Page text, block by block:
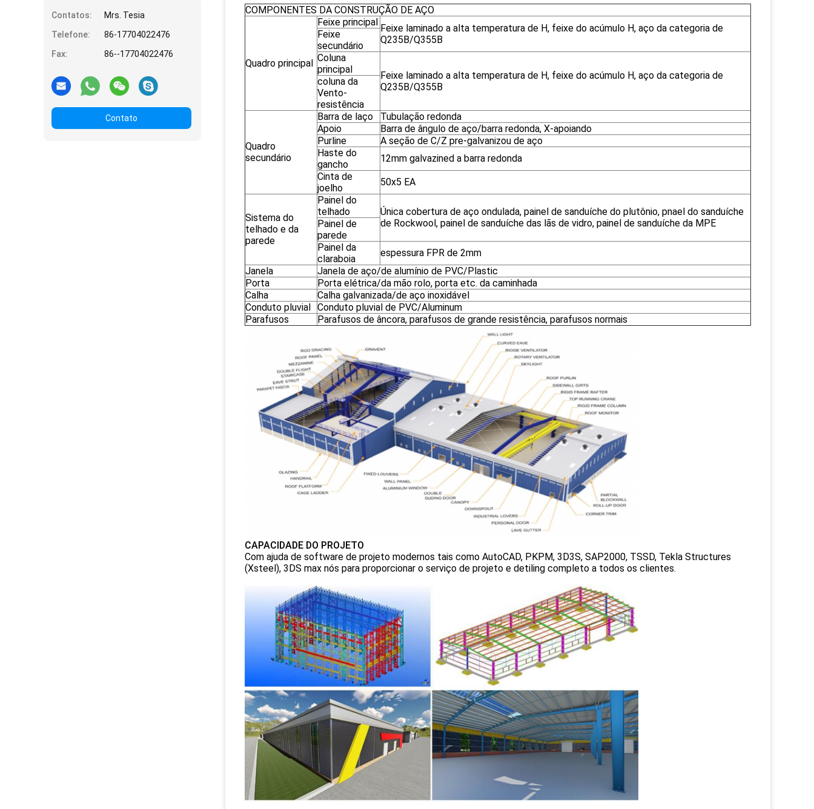
Contatos:
Mrs. Tesia
Telefone:
86-17704022476
Fax:
86--17704022476
Contato
COMPONENTES DA CONSTRUÇÃO DE AÇO
Quadro principal
Feixe principal
Feixe laminado a alta temperatura de H, feixe do acúmulo H, aço da categoria de
Q235B/Q355B
Feixe
secundário
Coluna
principal
Feixe laminado a alta temperatura de H, feixe do acúmulo H, aço da categoria de
Q235B/Q355B
coluna da
Vento-
resistência
Quadro
secundário
Barra de laço
Tubulação redonda
Apoio
Barra de ângulo de aço/barra redonda, X-apoiando
Purline
A seção de C/Z pre-galvanizou de aço
Haste do
gancho
12mm galvazined a barra redonda
Cinta de
joelho
50x5 EA
Sistema do
telhado e da
parede
Painel do
telhado
Única cobertura de aço ondulada, painel de sanduíche do plutônio, pnael do sanduíche
de Rockwool, painel de sanduíche das lãs de vidro, painel de sanduíche da MPE
Painel de
parede
Painel da
claraboia
espessura FPR de 2mm
Janela
Janela de aço/de alumínio de PVC/Plastic
Porta
Porta elétrica/da mão rolo, porta etc. da caminhada
Calha
Calha galvanizada/de aço inoxidável
Conduto pluvial Conduto pluvial de PVC/Aluminum
Parafusos
Parafusos de âncora, parafusos de grande resistência, parafusos normais
CAPACIDADE DO PROJETO
Com ajuda de software de projeto modernos tais como AutoCAD, PKPM, 3D3S, SAP2000, TSSD, Tekla Structures
(Xsteel), 3DS max nós para proporcionar o serviço de projeto e detiling completo a todos os clientes.